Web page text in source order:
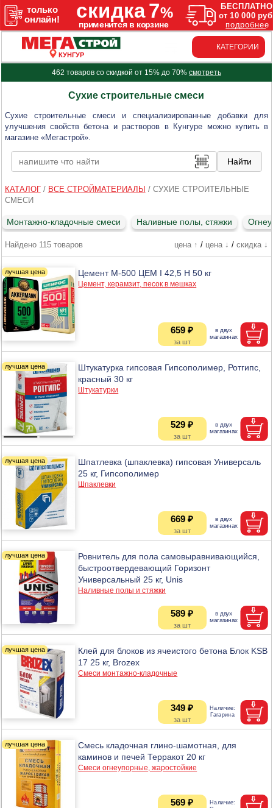
КУНГУР
КАТЕГОРИИ
462 товаров со скидкой от 15% до 70% смотреть
Сухие строительные смеси
Сухие строительные смеси и специализированные добавки для
улучшения свойств бетона и растворов в Кунгуре можно купить в
магазине «Мегастрой».
КАТАЛОГ/ ВСЕ СТРОЙМАТЕРИАЛЫ / СУХИЕ СТРОИТЕЛЬНЫЕ
СМЕСИ
Монтажно-кладочные смеси Наливные полы, стяжки
Найдено 115 товаров цена ↑ / цена ↓ / скидка ↓
Цемент М-500 ЦЕМ I 42,5 Н 50 кг
Цемент, керамзит, песок в мешках
659 ₽
Штукатурка гипсовая Гипсополимер, Ротгипс,
красный 30 кг
Штукатурки
529 ₽
Шпатлевка (шпаклевка) гипсовая Универсаль
25 кг, Гипсополимер
Шпаклевки
669 ₽
Ровнитель для пола самовыравнивающийся,
быстроотвердевающий Горизонт
Универсальный 25 кг, Unis
Наливные полы и стяжки
589 ₽
Клей для блоков из ячеистого бетона Блок KSB
17 25 кг, Brozex
Смеси монтажно-кладочные
349 ₽
Смесь кладочная глино-шамотная, для
каминов и печей Терракот 20 кг
Смеси огнеупорные, жаростойкие
569 ₽